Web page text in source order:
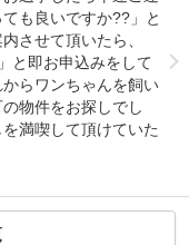
も良いですか??」と
させて頂いたら、
と即お申込みをして
らワンちゃんを飼い
物件をお探しでし
満喫して頂けていた